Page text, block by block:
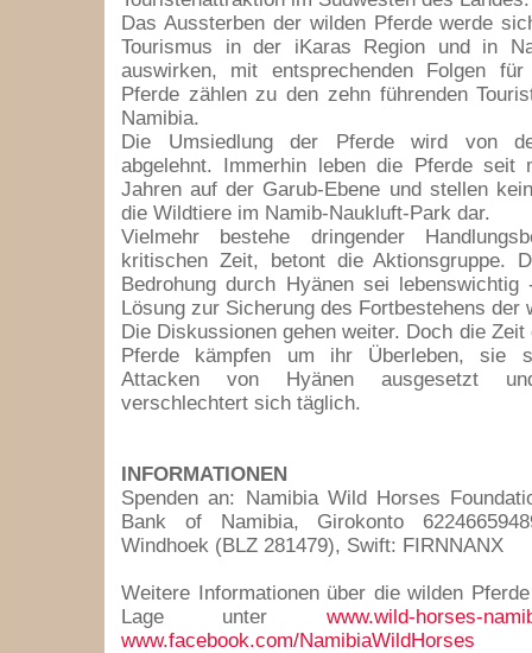
Das Aussterben der wilden Pferde werde
Tourismus in der iKaras Region und in
auswirken, mit entsprechenden Folgen
Pferde zählen zu den zehn führenden
Namibia.
Die Umsiedlung der Pferde wird von
abgelehnt. Immerhin leben die Pferde seit
Jahren auf der Garub-Ebene und stellen
die Wildtiere im Namib-Naukluft-Park dar.
Vielmehr bestehe dringender
kritischen Zeit, betont die Aktionsgruppe.
Bedrohung durch Hyänen sei
Lösung zur Sicherung des Fortbestehens der
Die Diskussionen gehen weiter. Doch die Zeit
Pferde kämpfen um ihr Überleben, sie
Attacken von Hyänen ausgesetzt
verschlechtert sich täglich.
INFORMATIONEN
Spenden an: Namibia Wild Horses
Bank of Namibia, Girokonto
Windhoek (BLZ 281479), Swift: FIRNNANX
Weitere Informationen über die wilden
Lage unter www.wild-horses-
www.facebook.com/NamibiaWildHorses